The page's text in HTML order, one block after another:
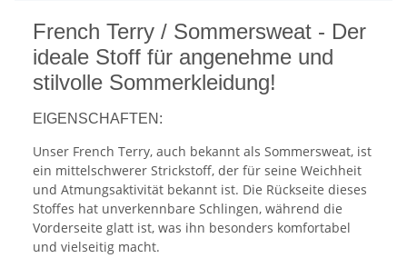
French Terry / Sommersweat - Der
ideale Stoff für angenehme und
stilvolle Sommerkleidung!
EIGENSCHAFTEN:
Unser French Terry, auch bekannt als Sommersweat, ist
ein mittelschwerer Strickstoff, der für seine Weichheit
und Atmungsaktivität bekannt ist. Die Rückseite dieses
Stoffes hat unverkennbare Schlingen, während die
Vorderseite glatt ist, was ihn besonders komfortabel
und vielseitig macht.